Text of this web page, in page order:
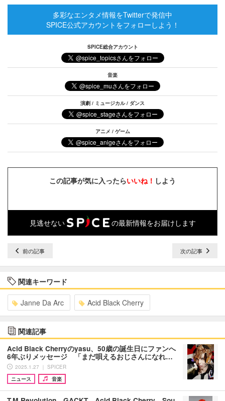
多彩なエンタメ情報をTwitterで発信中
SPICE公式アカウントをフォローしよう！
SPICE総合アカウント
音楽
演劇 / ミュージカル / ダンス
アニメ / ゲーム
この記事が気に入ったらいいね！ しよう
見逃せない の最新情報をお届けします
前の記事 次の記事
関連キーワード
Janne Da Arc Acid Black Cherry
関連記事
Acid Black Cherryのyasu、50歳の誕生日にファンへ
6年ぶりメッセージ 「まだ唄えるおじさんになれ…
2025.1.27 ｜ SPICER
ニュース
音楽